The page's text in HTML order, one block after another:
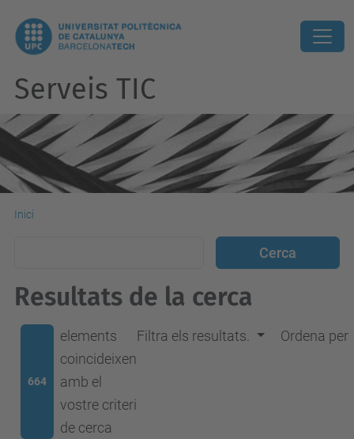
Serveis TIC
Inici
Resultats de la cerca
664
elements
coincideixen
amb el
vostre criteri
de cerca
Filtra els resultats. Ordena per